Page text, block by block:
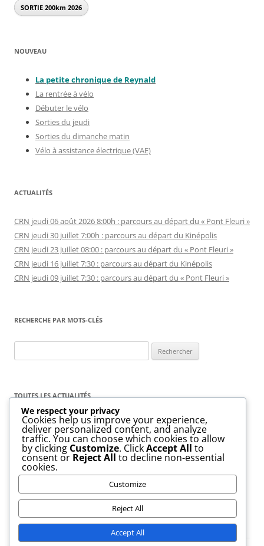
SORTIE 200km 2026
NOUVEAU
La petite chronique de Reynald
La rentrée à vélo
Débuter le vélo
Sorties du jeudi
Sorties du dimanche matin
Vélo à assistance électrique (VAE)
ACTUALITÉS
CRN jeudi 06 août 2026 8:00h : parcours au départ du « Pont Fleuri »
CRN jeudi 30 juillet 7:00h : parcours au départ du Kinépolis
CRN jeudi 23 juillet 08:00 : parcours au départ du « Pont Fleuri »
CRN jeudi 16 juillet 7:30 : parcours au départ du Kinépolis
CRN jeudi 09 juillet 7:30 : parcours au départ du « Pont Fleuri »
RECHERCHE PAR MOTS-CLÉS
TOUTES LES ACTUALITÉS
Toutes
les
actualités
We respect your privacy
Cookies help us improve your experience,
deliver personalized content, and analyze
traffic. You can choose which cookies to allow
by clicking Customize. ClickAccept All to
consent or Reject All to decline non-essential
cookies.
Customize
Reject All
Accept All